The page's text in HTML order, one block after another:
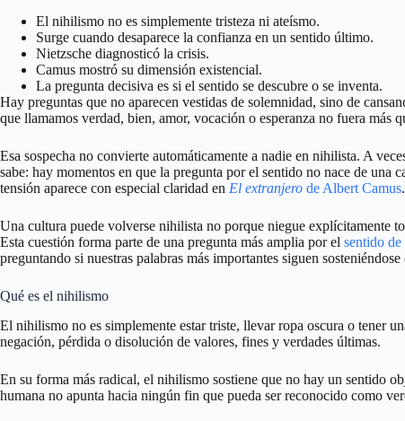
El nihilismo no es simplemente tristeza ni ateísmo.
Surge cuando desaparece la confianza en un sentido último.
Nietzsche diagnosticó la crisis.
Camus mostró su dimensión existencial.
La pregunta decisiva es si el sentido se descubre o se inventa.
Hay preguntas que no aparecen vestidas de solemnidad, sino de
que llamamos verdad, bien, amor, vocación o esperanza no fuera más
Esa sospecha no convierte automáticamente a nadie en nihilista. A
sabe: hay momentos en que la pregunta por el sentido no nace de una
tensión aparece con especial claridad en El extranjero de Albert Camus.
Una cultura puede volverse nihilista no porque niegue explícitamente
Esta cuestión forma parte de una pregunta más amplia por el sentido
preguntando si nuestras palabras más importantes siguen
Qué es el nihilismo
El nihilismo no es simplemente estar triste, llevar ropa oscura o tener
negación, pérdida o disolución de valores, fines y verdades últimas.
En su forma más radical, el nihilismo sostiene que no hay un sentido
humana no apunta hacia ningún fin que pueda ser reconocido como